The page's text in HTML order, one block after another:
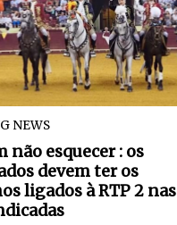
NEWS
não esquecer : os
devem ter os
ligados à RTP 2 nas